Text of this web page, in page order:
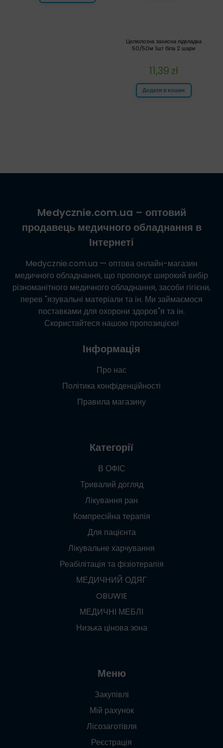
Целюлозна захисна підкладка
50/50м 1шт біла 2 шари
11,39 zł
Додати в кошик
Medycznie.com.ua – оптовий
продавець медичного обладнання в
Інтернеті
Medycznie.com.ua — оптова онлайн-магазин
медичного обладнання, що пропонує широкий вибір
різноманітного медичного обладнання, засоби гігієни,
перев "язувальні матеріали та ін. Ми займаємося
поставками для охорони здоров"я та ін.
Скористайтеся нашою пропозицією!
Інформація
Про нас
Політика конфіденційності
Правила магазину
Категорії
В ОФІС
Тривалий догляд
Лікування ран
Компресійна терапія
Для пацієнта
Лікувальне харчування
Реабілітація та фізіотерапія
МЕДИЧНИЙ ОДЯГ
OBUWIE
МЕДИЧНІ МЕБЛІ
Низька цінова зона
Меню
Закупівлі
Мій рахунок
Лісозаготівля
Реєстрація